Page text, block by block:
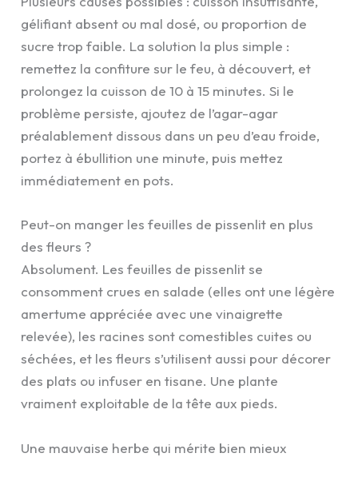
gélifiant absent ou mal dosé, ou proportion de
sucre trop faible. La solution la plus simple :
remettez la confiture sur le feu, à découvert, et
prolongez la cuisson de 10 à 15 minutes. Si le
problème persiste, ajoutez de l’agar-agar
préalablement dissous dans un peu d’eau froide,
portez à ébullition une minute, puis mettez
immédiatement en pots.
Peut-on manger les feuilles de pissenlit en plus
des fleurs ?
Absolument. Les feuilles de pissenlit se
consomment crues en salade (elles ont une légère
amertume appréciée avec une vinaigrette
relevée), les racines sont comestibles cuites ou
séchées, et les fleurs s’utilisent aussi pour décorer
des plats ou infuser en tisane. Une plante
vraiment exploitable de la tête aux pieds.
Une mauvaise herbe qui mérite bien mieux